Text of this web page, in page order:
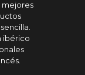
mejores
ibérico